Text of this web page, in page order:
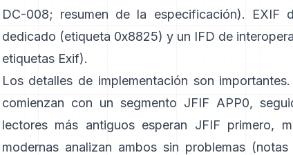
DC-008; resumen de la especificación). EXIF
dedicado (etiqueta 0x8825) y un IFD de
etiquetas Exif).
Los detalles de implementación son
comienzan con un segmento JFIF APP0,
lectores más antiguos esperan JFIF primero,
modernas analizan ambos sin problemas (